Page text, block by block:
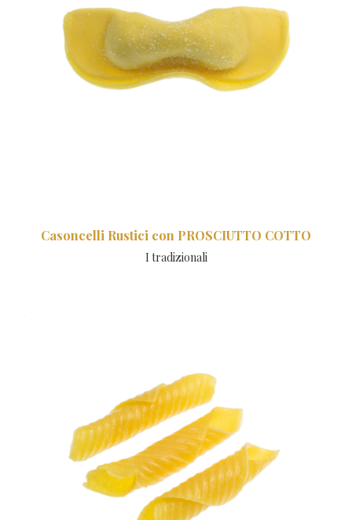
Casoncelli Rustici con PROSCIUTTO COTTO
I tradizionali